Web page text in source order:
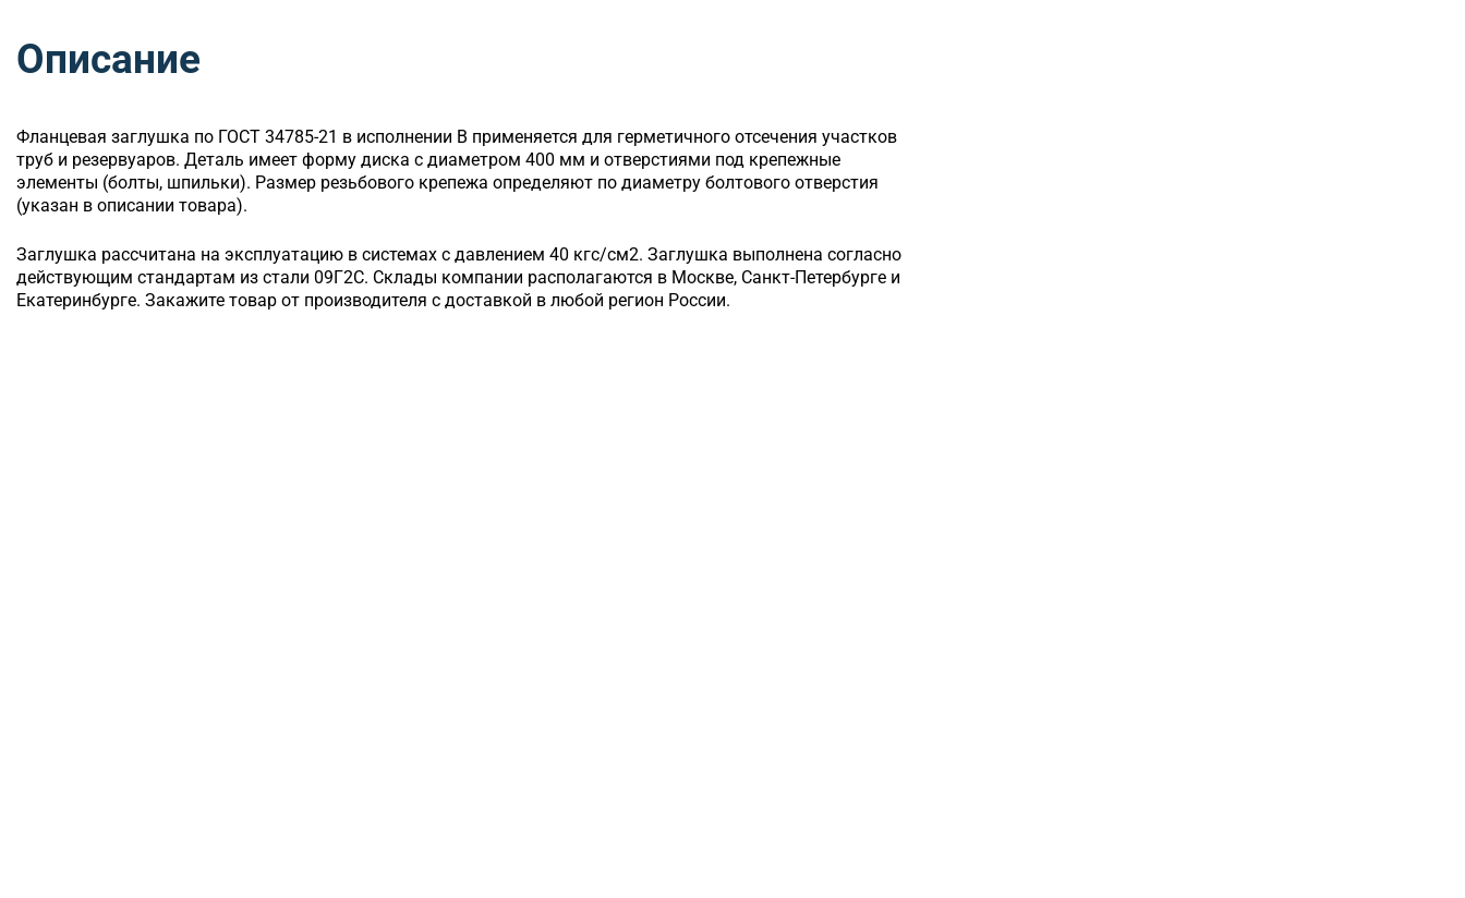
Описание
Фланцевая заглушка по ГОСТ 34785-21 в исполнении B применяется для герметичного отсечения участков
труб и резервуаров. Деталь имеет форму диска с диаметром 400 мм и отверстиями под крепежные
элементы (болты, шпильки). Размер резьбового крепежа определяют по диаметру болтового отверстия
(указан в описании товара).
Заглушка рассчитана на эксплуатацию в системах с давлением 40 кгс/см2. Заглушка выполнена согласно
действующим стандартам из стали 09Г2С. Склады компании располагаются в Москве, Санкт-Петербурге и
Екатеринбурге. Закажите товар от производителя с доставкой в любой регион России.